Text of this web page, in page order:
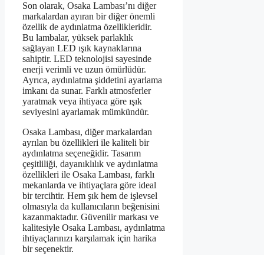
Son olarak, Osaka Lambası’nı diğer
markalardan ayıran bir diğer önemli
özellik de aydınlatma özellikleridir.
Bu lambalar, yüksek parlaklık
sağlayan LED ışık kaynaklarına
sahiptir. LED teknolojisi sayesinde
enerji verimli ve uzun ömürlüdür.
Ayrıca, aydınlatma şiddetini ayarlama
imkanı da sunar. Farklı atmosferler
yaratmak veya ihtiyaca göre ışık
seviyesini ayarlamak mümkündür.
Osaka Lambası, diğer markalardan
ayrılan bu özellikleri ile kaliteli bir
aydınlatma seçeneğidir. Tasarım
çeşitliliği, dayanıklılık ve aydınlatma
özellikleri ile Osaka Lambası, farklı
mekanlarda ve ihtiyaçlara göre ideal
bir tercihtir. Hem şık hem de işlevsel
olmasıyla da kullanıcıların beğenisini
kazanmaktadır. Güvenilir markası ve
kalitesiyle Osaka Lambası, aydınlatma
ihtiyaçlarınızı karşılamak için harika
bir seçenektir.